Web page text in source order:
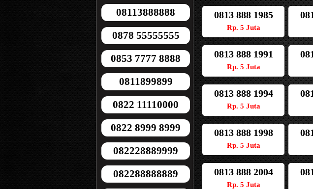
08113888888
0878 55555555
0853 7777 8888
0811899899
0822 11110000
0822 8999 8999
082228889999
082288888889
0813 888 1985
Rp. 5 Juta
0813 888 1991
Rp. 5 Juta
0813 888 1994
Rp. 5 Juta
0813 888 1998
Rp. 5 Juta
0813 888 2004
Rp. 5 Juta